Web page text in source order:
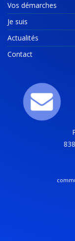
Vos démarches
Je suis
Actualités
Contact